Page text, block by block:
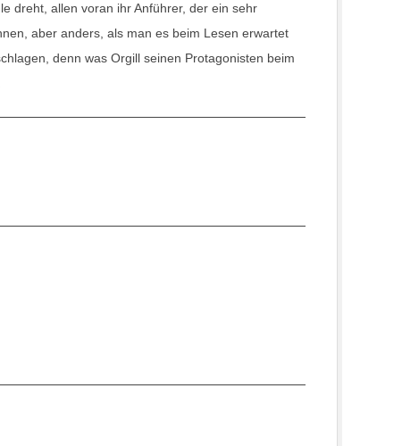
dreht, allen voran ihr Anführer, der ein sehr
aber anders, als man es beim Lesen erwartet
denn was Orgill seinen Protagonisten beim